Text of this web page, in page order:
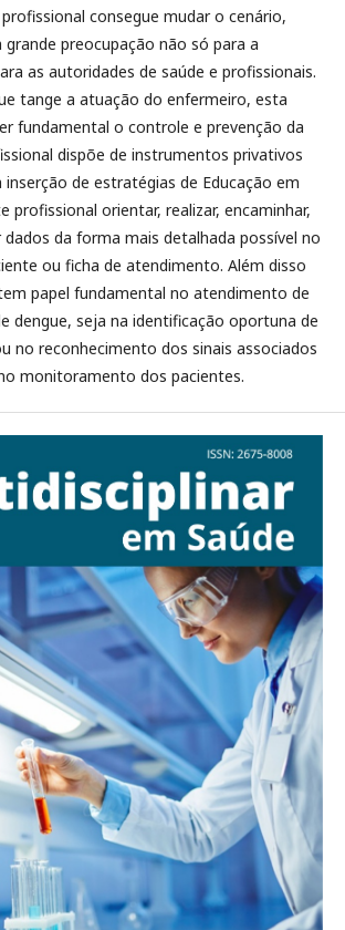
consegue mudar o cenário,
grande preocupação não só para a
as autoridades de saúde e profissionais.
tange a atuação do enfermeiro, esta
fundamental o controle e prevenção da
dispõe de instrumentos privativos
de estratégias de Educação em
profissional orientar, realizar, encaminhar,
da forma mais detalhada possível no
ou ficha de atendimento. Além disso
papel fundamental no atendimento de
dengue, seja na identificação oportuna de
no reconhecimento dos sinais associados
monitoramento dos pacientes.